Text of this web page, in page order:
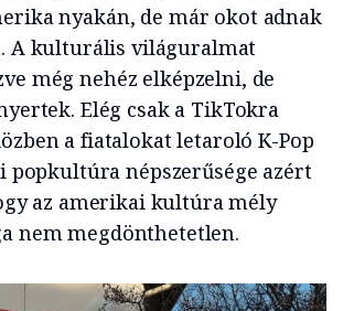
nyakán, de már okot adnak
A kulturális világuralmat
még nehéz elképzelni, de
Elég csak a TikTokra
a fiatalokat letaroló K-Pop
popkultúra népszerűsége azért
az amerikai kultúra mély
nem megdönthetetlen.